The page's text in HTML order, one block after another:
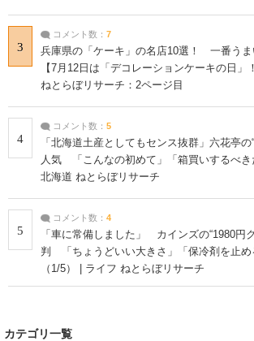
3
コメント数： 7
兵庫県の「ケーキ」の名店10選！ 一番うま
【7月12日は「デコレーションケーキの日」
ねとらぼリサーチ：2ページ目
4
コメント数： 5
「北海道土産としてもセンス抜群」六花亭の
人気 「こんなの初めて」「箱買いするべき
北海道 ねとらぼリサーチ
5
コメント数： 4
「車に常備しました」 カインズの“1980円
判 「ちょうどいい大きさ」「保冷剤を止め
（1/5） | ライフ ねとらぼリサーチ
カテゴリ一覧